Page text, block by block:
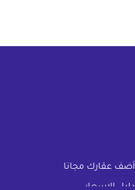
أضف عقارك مجانا
دليل الاسعار